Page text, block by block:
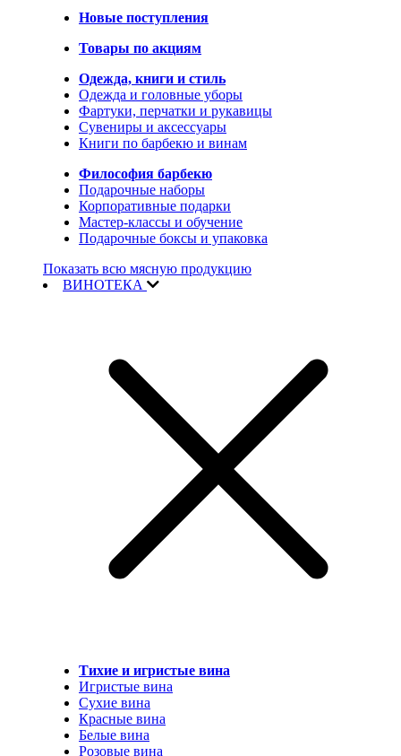
Новые поступления
Товары по акциям
Одежда, книги и стиль
Одежда и головные уборы
Фартуки, перчатки и рукавицы
Сувениры и аксессуары
Книги по барбекю и винам
Философия барбекю
Подарочные наборы
Корпоративные подарки
Мастер-классы и обучение
Подарочные боксы и упаковка
Показать всю мясную продукцию
ВИНОТЕКА
Тихие и игристые вина
Игристые вина
Сухие вина
Красные вина
Белые вина
Розовые вина